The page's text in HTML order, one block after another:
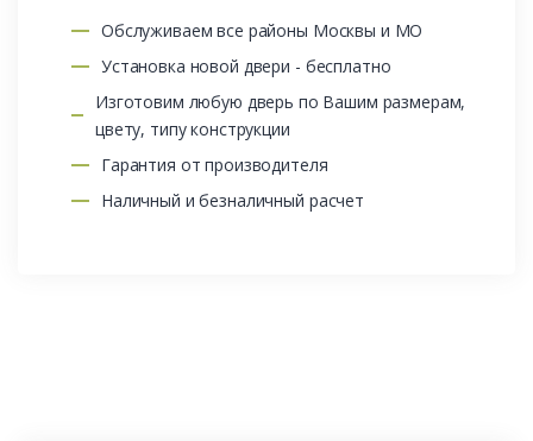
Обслуживаем все районы Москвы и МО
Установка новой двери - бесплатно
Изготовим любую дверь по Вашим размерам,
цвету, типу конструкции
Гарантия от производителя
Наличный и безналичный расчет